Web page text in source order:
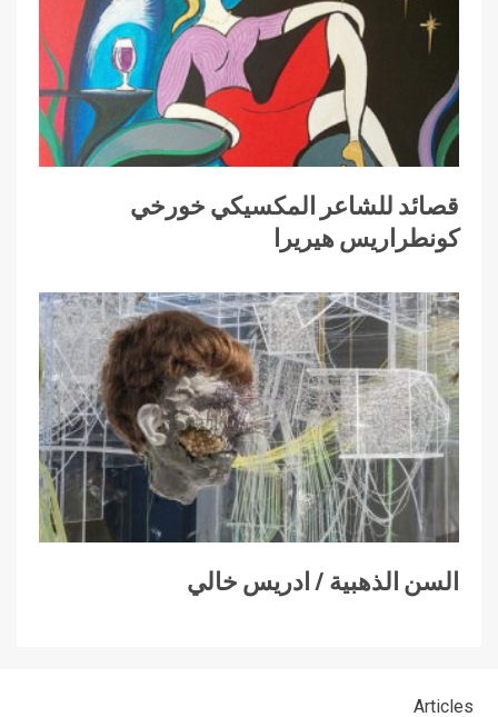
قصائد للشاعر المكسيكي خورخي
كونطراريس هيريرا
السن الذهبية / ادريس خالي
Articles